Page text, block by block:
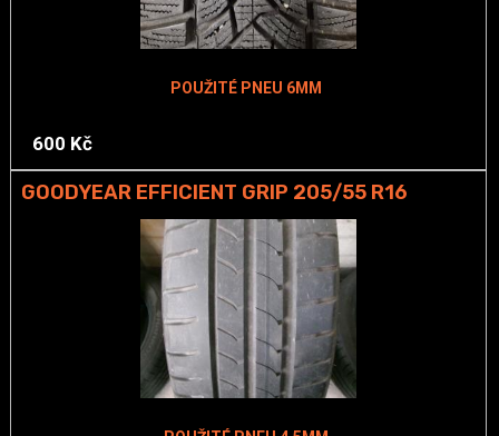
POUŽITÉ PNEU 6MM
600 Kč
GOODYEAR EFFICIENT GRIP 205/55 R16